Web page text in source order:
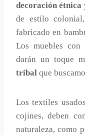
decoración
de estilo
fabricado en
Los muebles con
darán un toque
tribal que
Los textiles
cojines, deben
naturaleza, como